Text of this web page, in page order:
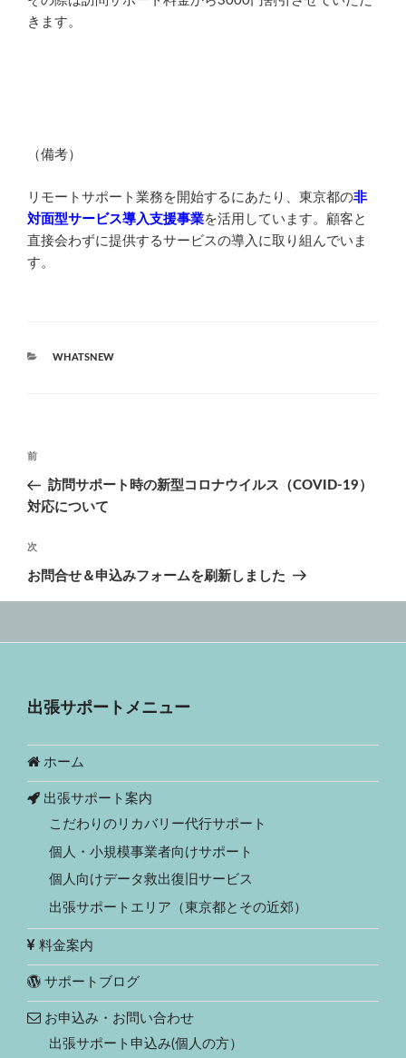
きます。
（備考）
リモートサポート業務を開始するにあたり、東京都の非
対面型サービス導入支援事業を活用しています。顧客と
直接会わずに提供するサービスの導入に取り組んでいま
す。
カ
WHATSNEW
投
ナ
ゲ
ー
シ
前
の
投
前
訪問サポート時の新型コロナウイルス（COVID-19）
対応について
次
の
次
お問合せ＆申込みフォームを刷新しました
出張サポートメニュー
ホーム
出張サポート案内
こだわりのリカバリー代行サポート
個人・小規模事業者向けサポート
個人向けデータ救出復旧サービス
出張サポートエリア（東京都とその近郊）
料金案内
サポートブログ
お申込み・お問い合わせ
出張サポート申込み(個人の方）